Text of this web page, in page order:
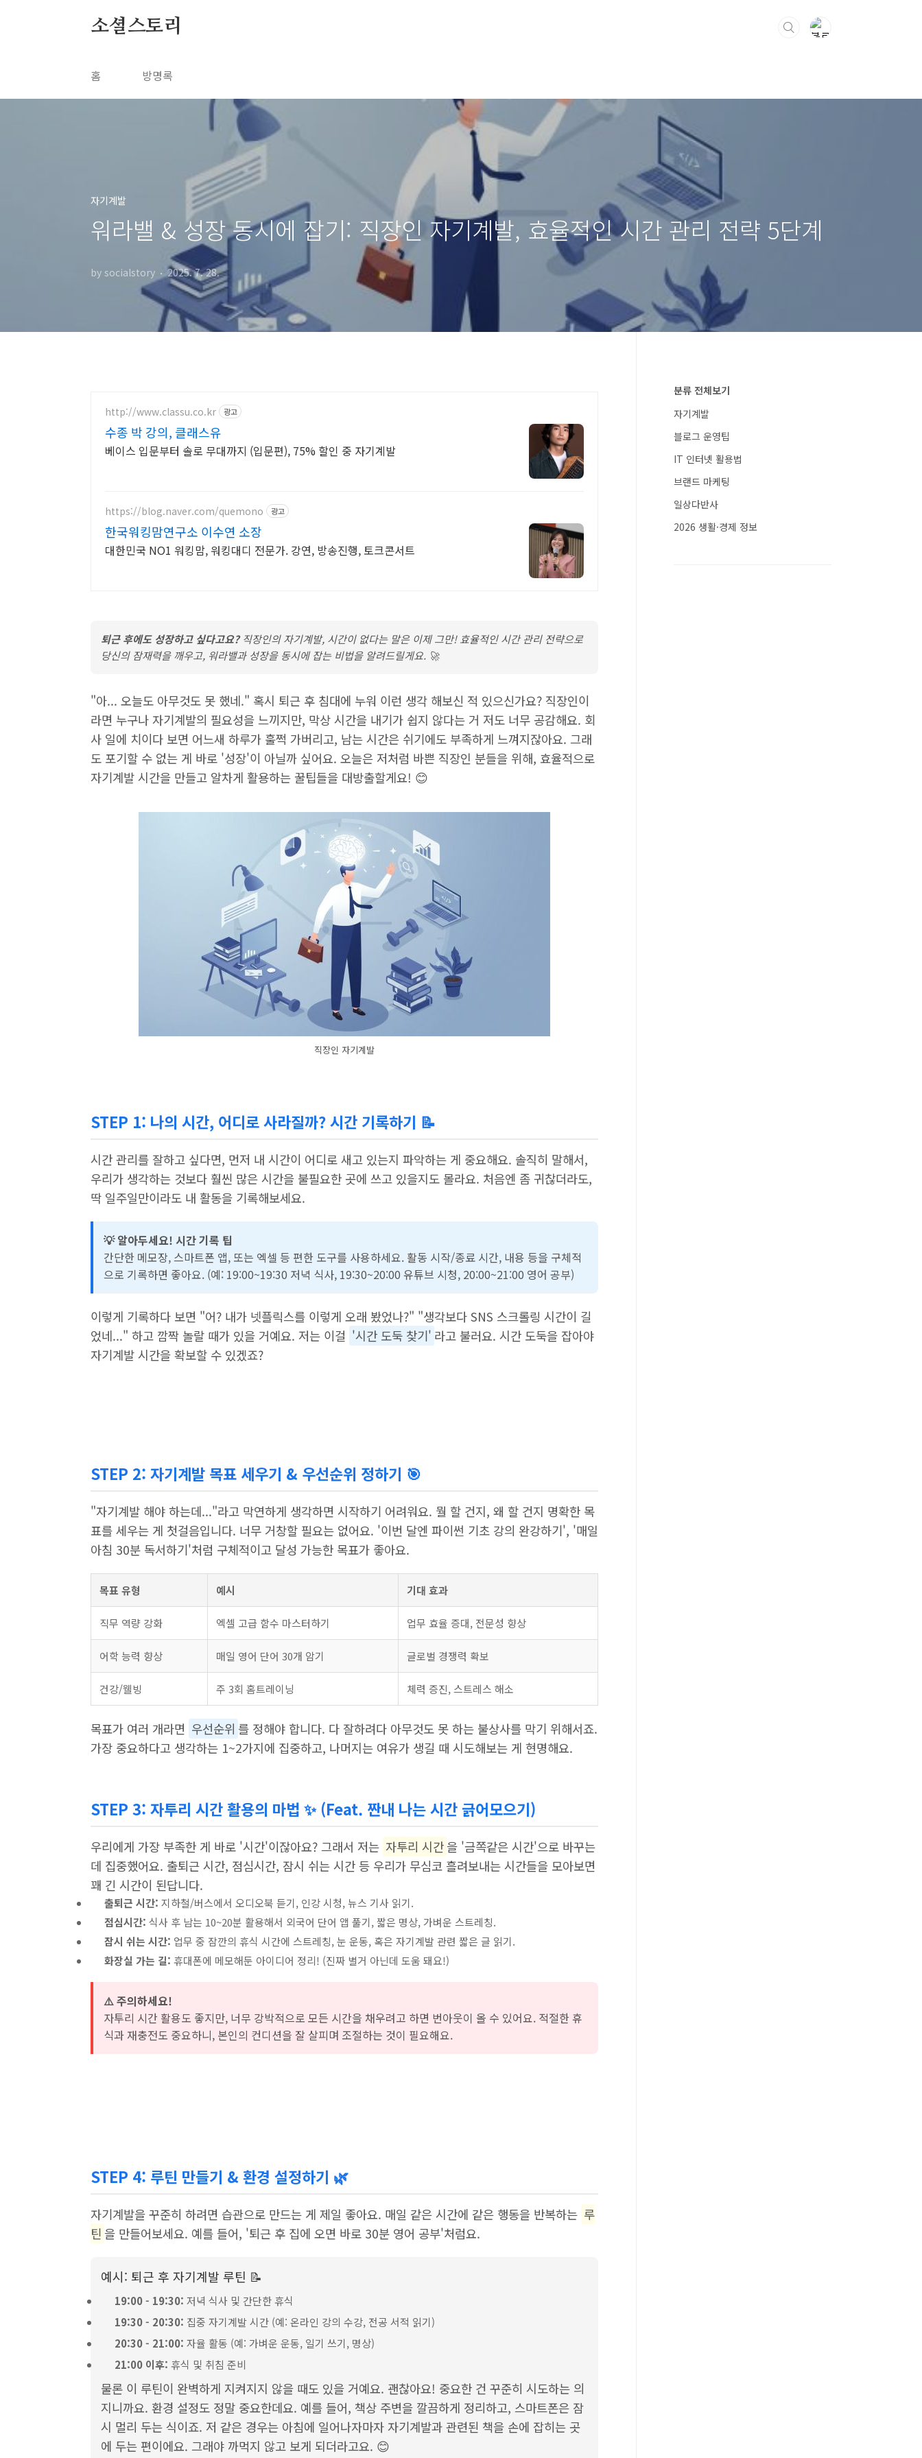
소셜스토리
홈 방명록
자기계발
워라밸 & 성장 동시에 잡기: 직장인 자기계발, 효율적인 시간 관리 전략 5단계
by socialstory 2025. 7. 28.
http://www.classu.co.kr 광고
수종 박 강의, 클래스유
베이스 입문부터 솔로 무대까지 (입문편), 75% 할인 중 자기계발
https://blog.naver.com/quemono 광고
한국워킹맘연구소 이수연 소장
대한민국 NO1 워킹맘, 워킹대디 전문가. 강연, 방송진행, 토크콘서트
퇴근 후에도 성장하고 싶다고요?직장인의 자기계발, 시간이 없다는 말은 이제 그만! 효율적인 시간 관리 전략으로
당신의 잠재력을 깨우고, 워라밸과 성장을 동시에 잡는 비법을 알려드릴게요. 🚀
"아... 오늘도 아무것도 못 했네." 혹시 퇴근 후 침대에 누워 이런 생각 해보신 적 있으신가요? 직장인이
라면 누구나 자기계발의 필요성을 느끼지만, 막상 시간을 내기가 쉽지 않다는 거 저도 너무 공감해요. 회
사 일에 치이다 보면 어느새 하루가 훌쩍 가버리고, 남는 시간은 쉬기에도 부족하게 느껴지잖아요. 그래
도 포기할 수 없는 게 바로 '성장'이 아닐까 싶어요. 오늘은 저처럼 바쁜 직장인 분들을 위해, 효율적으로
자기계발 시간을 만들고 알차게 활용하는 꿀팁들을 대방출할게요! 😊
직장인 자기계발
STEP 1: 나의 시간, 어디로 사라질까? 시간 기록하기 📝
시간 관리를 잘하고 싶다면, 먼저 내 시간이 어디로 새고 있는지 파악하는 게 중요해요. 솔직히 말해서,
우리가 생각하는 것보다 훨씬 많은 시간을 불필요한 곳에 쓰고 있을지도 몰라요. 처음엔 좀 귀찮더라도,
딱 일주일만이라도 내 활동을 기록해보세요.
💡 알아두세요! 시간 기록 팁
간단한 메모장, 스마트폰 앱, 또는 엑셀 등 편한 도구를 사용하세요. 활동 시작/종료 시간, 내용 등을 구체적
으로 기록하면 좋아요. (예: 19:00~19:30 저녁 식사, 19:30~20:00 유튜브 시청, 20:00~21:00 영어 공부)
이렇게 기록하다 보면 "어? 내가 넷플릭스를 이렇게 오래 봤었나?" "생각보다 SNS 스크롤링 시간이 길
었네..." 하고 깜짝 놀랄 때가 있을 거예요. 저는 이걸 '시간 도둑 찾기' 라고 불러요. 시간 도둑을 잡아야
자기계발 시간을 확보할 수 있겠죠?
STEP 2: 자기계발 목표 세우기 & 우선순위 정하기 🎯
"자기계발 해야 하는데..."라고 막연하게 생각하면 시작하기 어려워요. 뭘 할 건지, 왜 할 건지 명확한 목
표를 세우는 게 첫걸음입니다. 너무 거창할 필요는 없어요. '이번 달엔 파이썬 기초 강의 완강하기', '매일
아침 30분 독서하기'처럼 구체적이고 달성 가능한 목표가 좋아요.
목표 유형 예시 기대 효과
직무 역량 강화 엑셀 고급 함수 마스터하기 업무 효율 증대, 전문성 향상
어학 능력 향상 매일 영어 단어 30개 암기 글로벌 경쟁력 확보
건강/웰빙 주 3회 홈트레이닝 체력 증진, 스트레스 해소
목표가 여러 개라면 우선순위 를 정해야 합니다. 다 잘하려다 아무것도 못 하는 불상사를 막기 위해서죠.
가장 중요하다고 생각하는 1~2가지에 집중하고, 나머지는 여유가 생길 때 시도해보는 게 현명해요.
STEP 3: 자투리 시간 활용의 마법 ✨ (Feat. 짠내 나는 시간 긁어모으기)
우리에게 가장 부족한 게 바로 '시간'이잖아요? 그래서 저는 자투리 시간 을 '금쪽같은 시간'으로 바꾸는
데 집중했어요. 출퇴근 시간, 점심시간, 잠시 쉬는 시간 등 우리가 무심코 흘려보내는 시간들을 모아보면
꽤 긴 시간이 된답니다.
출퇴근 시간: 지하철/버스에서 오디오북 듣기, 인강 시청, 뉴스 기사 읽기.
점심시간: 식사 후 남는 10~20분 활용해서 외국어 단어 앱 풀기, 짧은 명상, 가벼운 스트레칭.
잠시 쉬는 시간: 업무 중 잠깐의 휴식 시간에 스트레칭, 눈 운동, 혹은 자기계발 관련 짧은 글 읽기.
화장실 가는 길: 휴대폰에 메모해둔 아이디어 정리! (진짜 별거 아닌데 도움 돼요!)
⚠️ 주의하세요!
자투리 시간 활용도 좋지만, 너무 강박적으로 모든 시간을 채우려고 하면 번아웃이 올 수 있어요. 적절한 휴
식과 재충전도 중요하니, 본인의 컨디션을 잘 살피며 조절하는 것이 필요해요.
STEP 4: 루틴 만들기 & 환경 설정하기 🌿
자기계발을 꾸준히 하려면 습관으로 만드는 게 제일 좋아요. 매일 같은 시간에 같은 행동을 반복하는 루
틴 을 만들어보세요. 예를 들어, '퇴근 후 집에 오면 바로 30분 영어 공부'처럼요.
예시: 퇴근 후 자기계발 루틴 📝
19:00 - 19:30: 저녁 식사 및 간단한 휴식
19:30 - 20:30: 집중 자기계발 시간 (예: 온라인 강의 수강, 전공 서적 읽기)
20:30 - 21:00: 자율 활동 (예: 가벼운 운동, 일기 쓰기, 명상)
21:00 이후: 휴식 및 취침 준비
물론 이 루틴이 완벽하게 지켜지지 않을 때도 있을 거예요. 괜찮아요! 중요한 건 꾸준히 시도하는 의
지니까요. 환경 설정도 정말 중요한데요. 예를 들어, 책상 주변을 깔끔하게 정리하고, 스마트폰은 잠
시 멀리 두는 식이죠. 저 같은 경우는 아침에 일어나자마자 자기계발과 관련된 책을 손에 잡히는 곳
에 두는 편이에요. 그래야 까먹지 않고 보게 되더라고요. 😊
분류 전체보기
자기계발
블로그 운영팁
IT 인터넷 활용법
브랜드 마케팅
일상다반사
2026 생활·경제 정보